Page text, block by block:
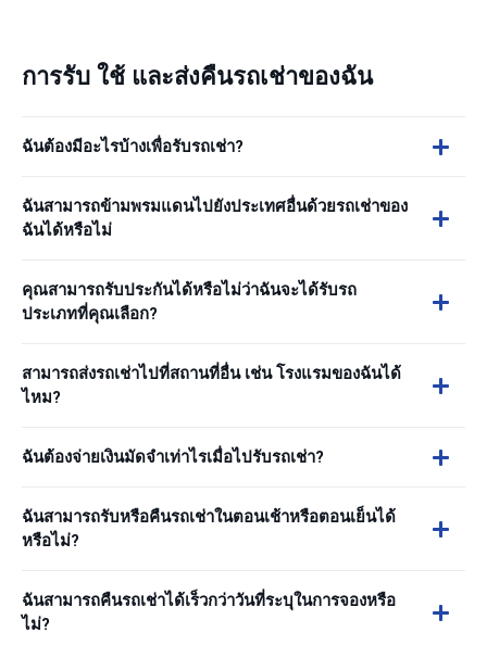
การรับ ใช้ และส่งคืนรถเช่าของฉัน
ฉันต้องมีอะไรบ้างเพื่อรับรถเช่า?
ฉันสามารถข้ามพรมแดนไปยังประเทศอื่นด้วยรถเช่าของ
ฉันได้หรือไม่
คุณสามารถรับประกันได้หรือไม่ว่าฉันจะได้รับรถ
ประเภทที่คุณเลือก?
สามารถส่งรถเช่าไปที่สถานที่อื่น เช่น โรงแรมของฉันได้
ไหม?
ฉันต้องจ่ายเงินมัดจำเท่าไรเมื่อไปรับรถเช่า?
ฉันสามารถรับหรือคืนรถเช่าในตอนเช้าหรือตอนเย็นได้
หรือไม่?
ฉันสามารถคืนรถเช่าได้เร็วกว่าวันที่ระบุในการจองหรือ
ไม่?